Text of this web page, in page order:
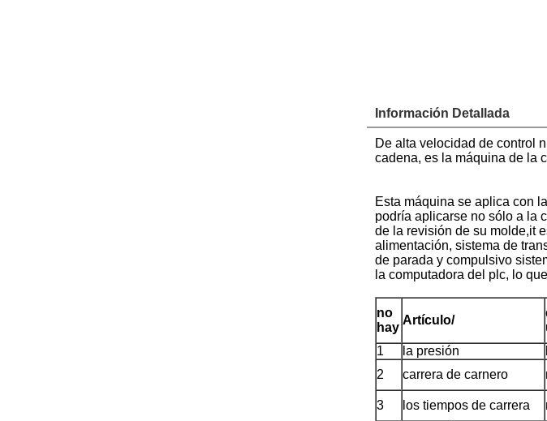
Información Detallada
De alta velocidad de control
cadena, es la máquina de la
Esta máquina se aplica con
podría aplicarse no sólo a la
de la revisión de su molde,it
alimentación, sistema de
de parada y compulsivo
la computadora del plc, lo
no
hay
Artículo/
1 la presión
2
carrera de carnero
3 los tiempos de carrera